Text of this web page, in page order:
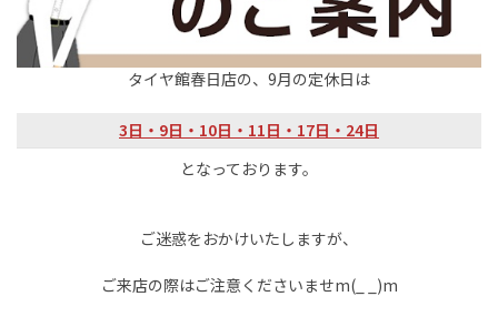
タイヤ館春日店の、9月の定休日は
3日・9日・10日・11日・17日・24日
となっております。
ご迷惑をおかけいたしますが、
ご来店の際はご注意くださいませm(_ _)m